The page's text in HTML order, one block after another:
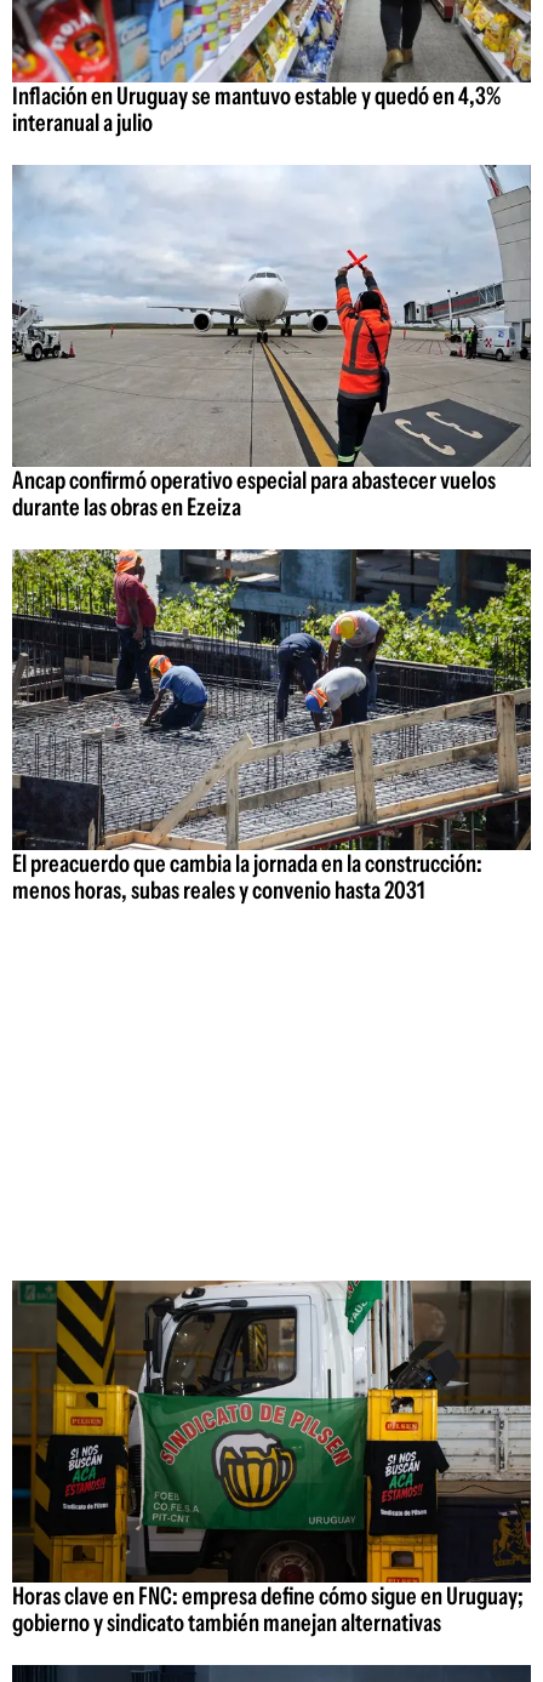
Inflación en Uruguay se mantuvo estable y quedó en 4,3%
interanual a julio
Ancap confirmó operativo especial para abastecer vuelos
durante las obras en Ezeiza
El preacuerdo que cambia la jornada en la construcción:
menos horas, subas reales y convenio hasta 2031
Horas clave en FNC: empresa define cómo sigue en Uruguay;
gobierno y sindicato también manejan alternativas